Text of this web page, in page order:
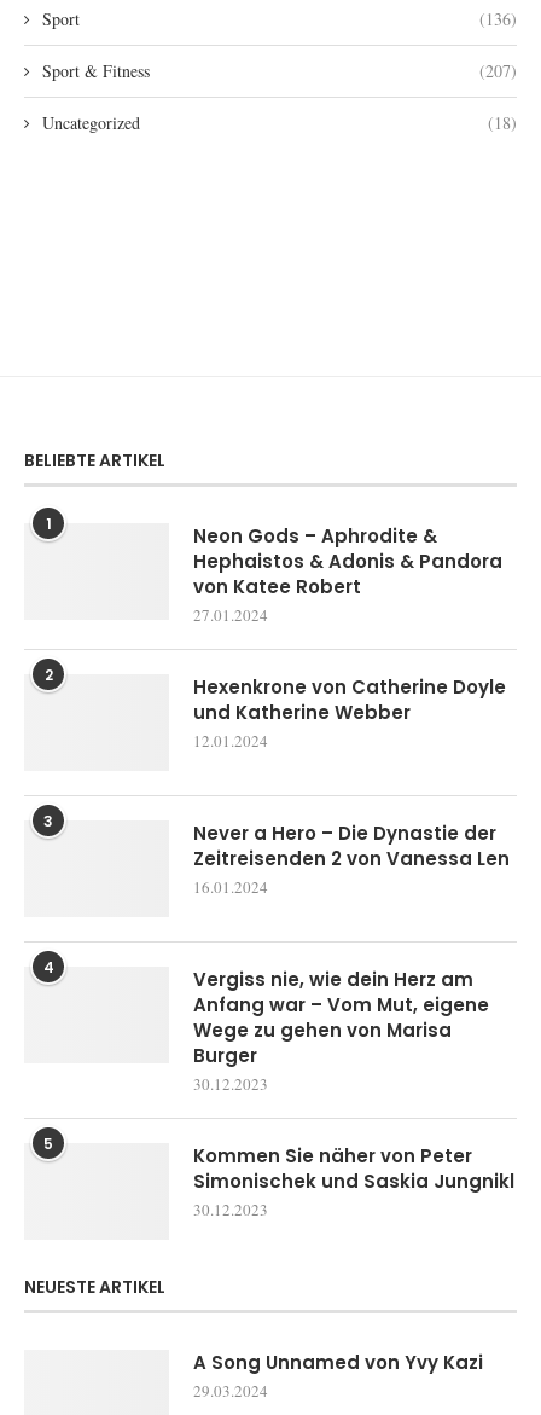
Sport (136)
Sport & Fitness (207)
Uncategorized (18)
BELIEBTE ARTIKEL
1
Neon Gods – Aphrodite &
Hephaistos & Adonis & Pandora
von Katee Robert
27.01.2024
2
Hexenkrone von Catherine Doyle
und Katherine Webber
12.01.2024
3
Never a Hero – Die Dynastie der
Zeitreisenden 2 von Vanessa Len
16.01.2024
4
Vergiss nie, wie dein Herz am
Anfang war – Vom Mut, eigene
Wege zu gehen von Marisa
Burger
30.12.2023
5
Kommen Sie näher von Peter
Simonischek und Saskia Jungnikl
30.12.2023
NEUESTE ARTIKEL
A Song Unnamed von Yvy Kazi
29.03.2024